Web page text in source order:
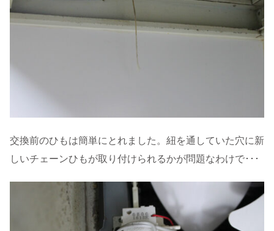
交換前のひもは簡単にとれました。紐を通していた穴に新
しいチェーンひもが取り付けられるかが問題なわけで･･･